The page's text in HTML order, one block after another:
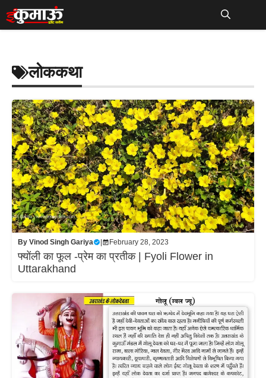
Skip
to
लोककथा
By Vinod Singh Gariya | February 28, 2023
फ्योंली का फूल -प्रेम का प्रतीक | Fyoli Flower in
Uttarakhand